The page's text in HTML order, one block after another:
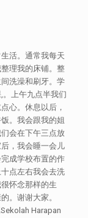
活。通常我每天
理我的床铺。整
洗澡和刷牙。学
上午九点半我们
心。休息以后，
。我会跟我的姐
会在下午三点放
，我会睡一会儿
成学校布置的作
点左右我会去洗
怀念那样的生
。谢谢大家。
Harapan